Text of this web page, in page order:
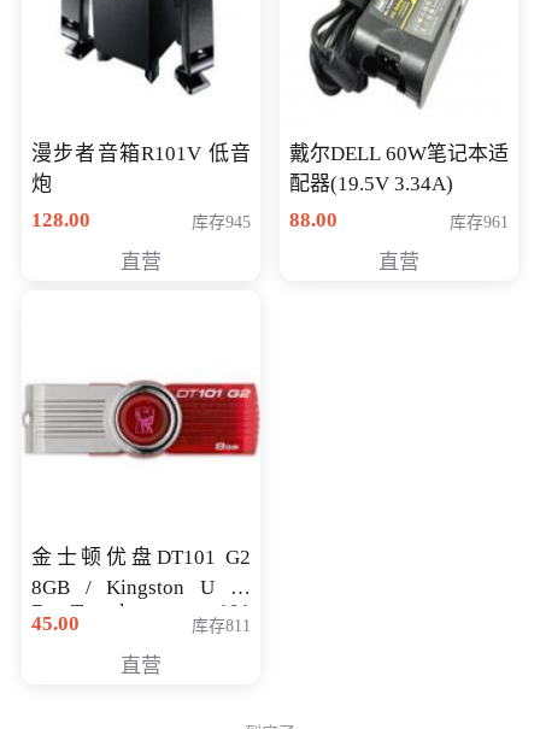
漫步者音箱R101V 低音
炮
128.00
库存945
直营
戴尔DELL 60W笔记本适
配器(19.5V 3.34A)
88.00
库存961
直营
金士顿优盘DT101 G2
8GB / Kingston U 盘
DataTraveler 101
Generati
45.00 库存811
直营